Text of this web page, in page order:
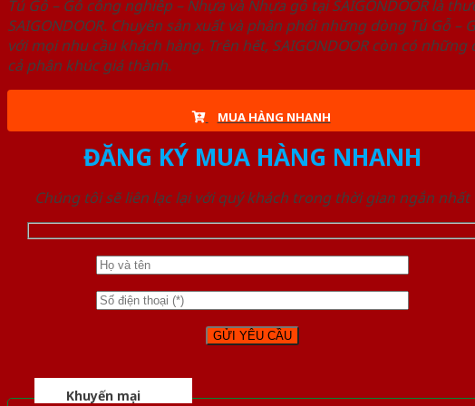
Tủ Gỗ – Gỗ công nghiêp – Nhựa và Nhựa gỗ tại SAIGONDOOR là
SAIGONDOOR. Chuyên sản xuất và phân phối những dòng Tủ Gỗ
với mọi nhu cầu khách hàng. Trên hết, SAIGONDOOR còn có
cả phân khúc giá thành.
MUA HÀNG NHANH
ĐĂNG KÝ MUA HÀNG NHANH
Chúng tôi sẽ liên lạc lại với quý khách trong thời gian ngắn nhất
Khuyến mại